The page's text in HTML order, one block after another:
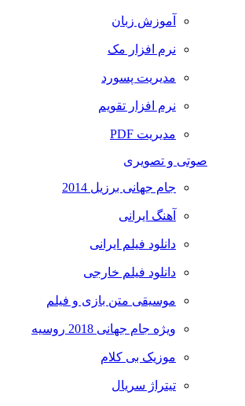
آموزش زبان
نرم افزار مک
مدیریت پسورد
نرم افزار تقویم
مدیریت PDF
صوتی و تصویری
جام جهانی برزیل 2014
آهنگ ایرانی
دانلود فیلم ایرانی
دانلود فیلم خارجی
موسیقی متن بازی و فیلم
ویژه جام جهانی 2018 روسیه
موزیک بی کلام
تیتراژ سریال